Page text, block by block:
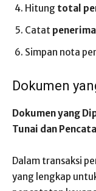
Hitung total
Catat
Simpan nota
Dokumen
Dokumen yang
Tunai dan
Dalam transaksi
yang lengkap